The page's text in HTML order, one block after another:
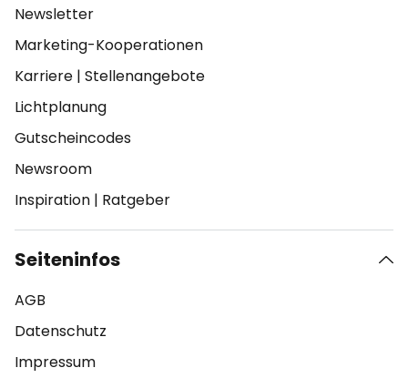
Newsletter
Marketing-Kooperationen
Karriere | Stellenangebote
Lichtplanung
Gutscheincodes
Newsroom
Inspiration | Ratgeber
Seiteninfos
AGB
Datenschutz
Impressum